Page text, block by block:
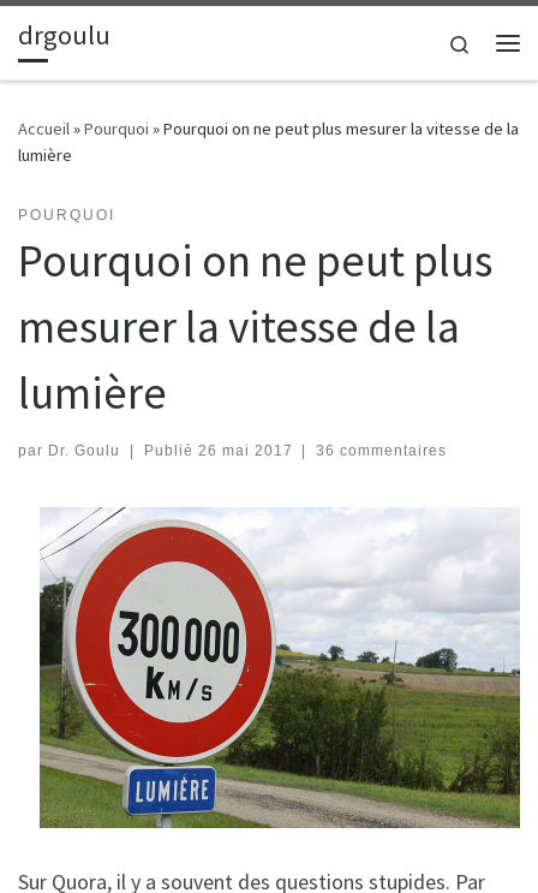
Passer au contenu
drgoulu
Search
Accueil»Pourquoi »Pourquoi on ne peut plus mesurer la vitesse de la
lumière
POURQUOI
Pourquoi on ne peut plus
mesurer la vitesse de la
lumière
par Dr. Goulu | Publié 26 mai 2017 | 36 commentaires
Sur Quora, il y a souvent des questions stupides. Par